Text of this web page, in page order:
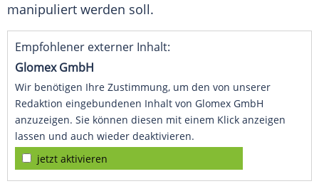
manipuliert werden soll.
Empfohlener externer Inhalt:
Glomex GmbH
Wir benötigen Ihre Zustimmung, um den von unserer
Redaktion eingebundenen Inhalt von Glomex GmbH
anzuzeigen. Sie können diesen mit einem Klick anzeigen
lassen und auch wieder deaktivieren.
jetzt aktivieren